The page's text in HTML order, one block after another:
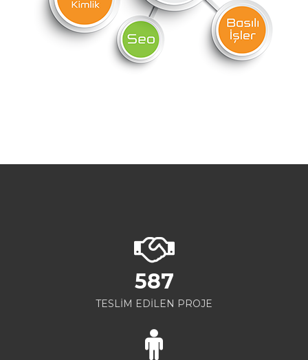
587
TESLİM EDİLEN PROJE